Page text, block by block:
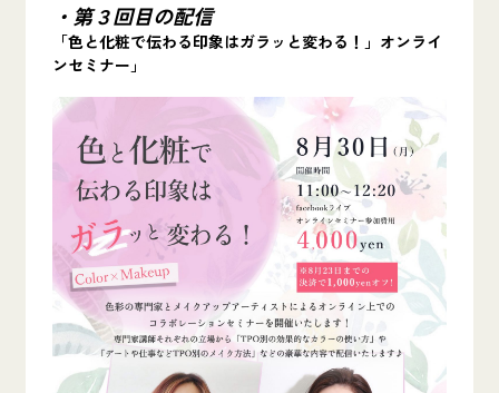
・第３回目の配信
「色と化粧で伝わる印象はガラッと変わる！」オンライ
ンセミナー」